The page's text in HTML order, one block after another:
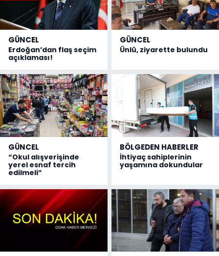
GÜNCEL
Erdoğan’dan flaş seçim
açıklaması!
GÜNCEL
Ünlü, ziyarette bulundu
GÜNCEL
“Okul alışverişinde
yerel esnaf tercih
edilmeli”
BÖLGEDEN HABERLER
İhtiyaç sahiplerinin
yaşamına dokundular